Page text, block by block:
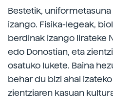
Bestetik,
izango. Fisika-legeak,
berdinak izango lirateke
edo Donostian, eta
osatuko lukete. Baina
behar du bizi ahal
zientziaren kasuan